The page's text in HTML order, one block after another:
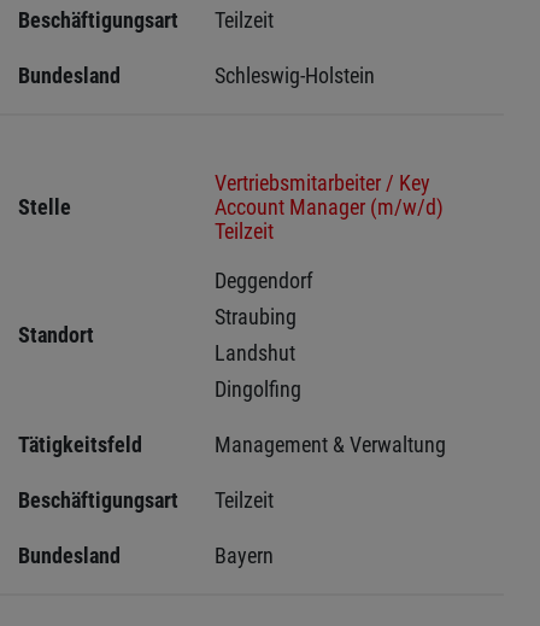
Beschäftigungsart Teilzeit
Bundesland Schleswig-Holstein
Stelle
Vertriebsmitarbeiter / Key
Account Manager (m/w/d)
Teilzeit
Standort
Deggendorf
Straubing
Landshut
Dingolfing
Tätigkeitsfeld Management & Verwaltung
Beschäftigungsart Teilzeit
Bundesland Bayern